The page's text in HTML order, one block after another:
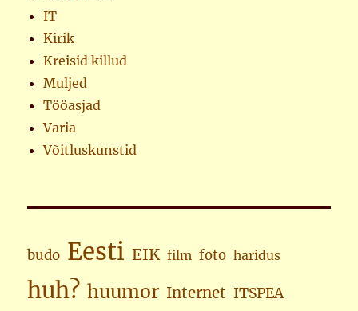
IT
Kirik
Kreisid killud
Muljed
Tööasjad
Varia
Võitluskunstid
budo Eesti EIK film foto haridus
huh? huumor Internet ITSPEA